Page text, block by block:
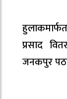
प्रसाद
जनकपुर